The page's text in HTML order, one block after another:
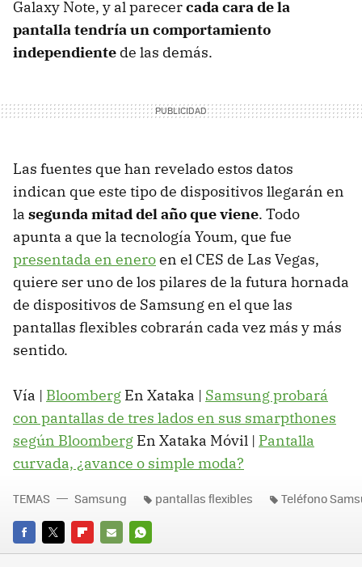
Galaxy Note, y al parecercada cara de la
pantalla tendría un comportamiento
independiente de las demás.
Las fuentes que han revelado estos datos
indican que este tipo de dispositivos llegarán en
la segunda mitad del año que viene. Todo
apunta a que la tecnología Youm, que fue
presentada en eneroen el CES de Las Vegas,
quiere ser uno de los pilares de la futura hornada
de dispositivos de Samsung en el que las
pantallas flexibles cobrarán cada vez más y más
sentido.
Vía | Bloomberg En Xataka | Samsung probará
con pantallas de tres lados en sus smarpthones
según Bloomberg En Xataka Móvil | Pantalla
curvada, ¿avance o simple moda?
FACEBOOK
TWITTERFLIPBOARD
E-
WHATSAPP
TEMAS Samsung pantallas flexibles Teléfono